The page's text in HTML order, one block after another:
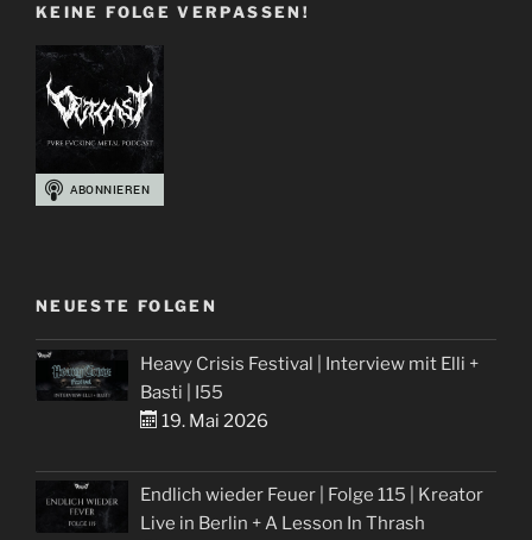
–
Metal
Album
Cover
Best-
KEINE FOLGE VERPASSEN!
NEUESTE FOLGEN
Heavy Crisis Festival | Interview mit Elli +
Basti | I55
19. Mai 2026
Endlich wieder Feuer | Folge 115 | Kreator
Live in Berlin + A Lesson In Thrash